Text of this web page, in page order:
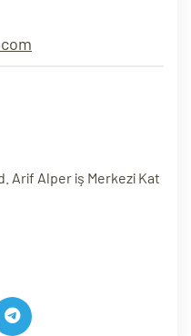
Arif Alper iş Merkezi Kat